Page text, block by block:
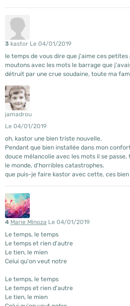
3 kastor Le 04/01/2019
le temps de vous dire que j'aime ces
moutons avec les mots le barrage que
détruit par une crue soudaine, toute ma
jamadrou
Le 04/01/2019
oh, kastor une bien triste nouvelle.
Pendant que bien installée dans mon
douce mélancolie avec les mots il se
le monde, d'horribles catastrophes.
que puis-je faire kastor avec cette, ces
4 Marie Minoza Le 04/01/2019
Le temps, le temps
Le temps et rien d'autre
Le tien, le mien
Celui qu'on veut notre
Le temps, le temps
Le temps et rien d'autre
Le tien, le mien